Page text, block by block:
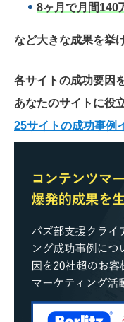
8ヶ月で月間140
など大きな成果を挙
各サイトの成功要因
あなたのサイトに役
25サイトの成功事例